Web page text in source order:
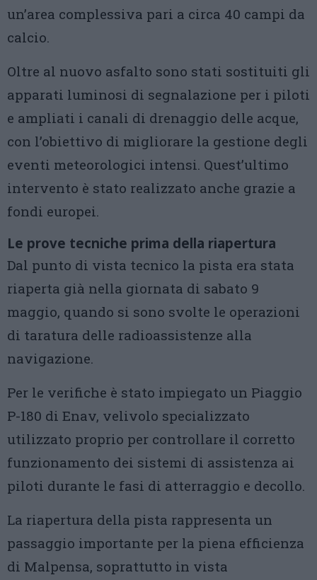
un’area complessiva pari a circa 40 campi da
calcio.
Oltre al nuovo asfalto sono stati sostituiti gli
apparati luminosi di segnalazione per i piloti
e ampliati i canali di drenaggio delle acque,
con l’obiettivo di migliorare la gestione degli
eventi meteorologici intensi. Quest’ultimo
intervento è stato realizzato anche grazie a
fondi europei.
Le prove tecniche prima della riapertura
Dal punto di vista tecnico la pista era stata
riaperta già nella giornata di sabato 9
maggio, quando si sono svolte le operazioni
di taratura delle radioassistenze alla
navigazione.
Per le verifiche è stato impiegato un Piaggio
P-180 di Enav, velivolo specializzato
utilizzato proprio per controllare il corretto
funzionamento dei sistemi di assistenza ai
piloti durante le fasi di atterraggio e decollo.
La riapertura della pista rappresenta un
passaggio importante per la piena efficienza
di Malpensa, soprattutto in vista